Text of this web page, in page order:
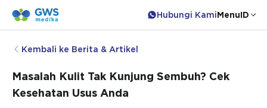
Hubungi KamiMenuID
Kembali ke Berita & Artikel
Masalah Kulit Tak Kunjung Sembuh? Cek
Kesehatan Usus Anda